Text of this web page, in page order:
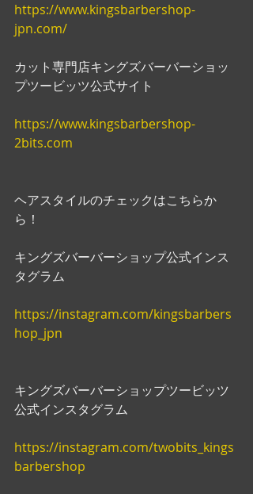
https://www.kingsbarbershop-
jpn.com/
カット専門店キングズバーバーショッ
プツービッツ公式サイト
https://www.kingsbarbershop-
2bits.com
ヘアスタイルのチェックはこちらか
ら！
キングズバーバーショップ公式インス
タグラム
https://instagram.com/kingsbarbers
hop_jpn
キングズバーバーショップツービッツ
公式インスタグラム
https://instagram.com/twobits_kings
barbershop